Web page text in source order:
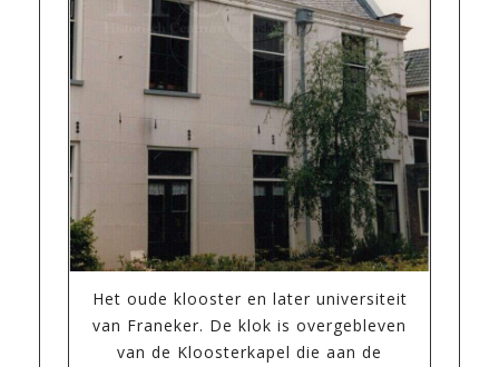
Het oude klooster en later universiteit
van Franeker. De klok is overgebleven
van de Kloosterkapel die aan de